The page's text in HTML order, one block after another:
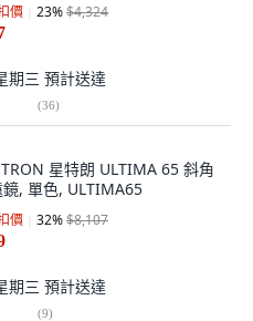
價 23%$4,324
期三 預計送達
(36)
星特朗 ULTIMA 65 斜角
, 單色, ULTIMA65
價 32%$8,107
期三 預計送達
(9)